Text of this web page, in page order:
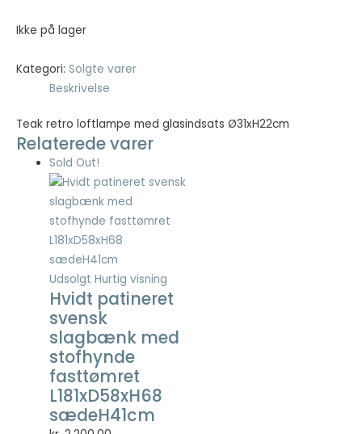
kr. 349,00.
Ikke på lager
Kategori: Solgte varer
Beskrivelse
Teak retro loftlampe med glasindsats Ø31xH22cm
Relaterede varer
Sold Out!
Udsolgt Hurtig visning
Hvidt patineret
svensk
slagbænk med
stofhynde
fasttømret
L181xD58xH68
sædeH41cm
Nødvendige
cookies hjælper
med at gøre en
hjemmeside
brugbar ved at
aktivere
grundlæggende
funktioner
såsom side-
navigation og
adgang til sikre
områder af
hjemmesiden.
Hjemmesiden
kan ikke fungere
ordentligt uden
disse cookies.